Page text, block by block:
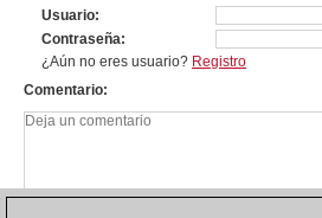
Usuario
Contraseña
¿Aún no eres usuario? Registro
Comentario